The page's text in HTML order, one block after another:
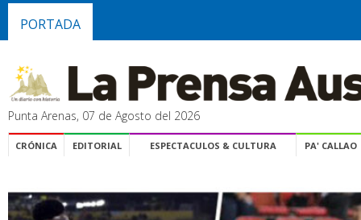
PORTADA
Punta Arenas, 07 de Agosto del 2026
CRÓNICA EDITORIAL ESPECTACULOS & CULTURA PA' CALLAO